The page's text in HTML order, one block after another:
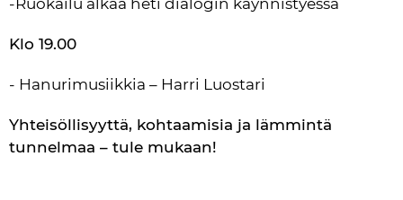
-Ruokailu alkaa heti dialogin käynnistyessä
Klo 19.00
- Hanurimusiikkia – Harri Luostari
Yhteisöllisyyttä, kohtaamisia ja lämmintä
tunnelmaa – tule mukaan!